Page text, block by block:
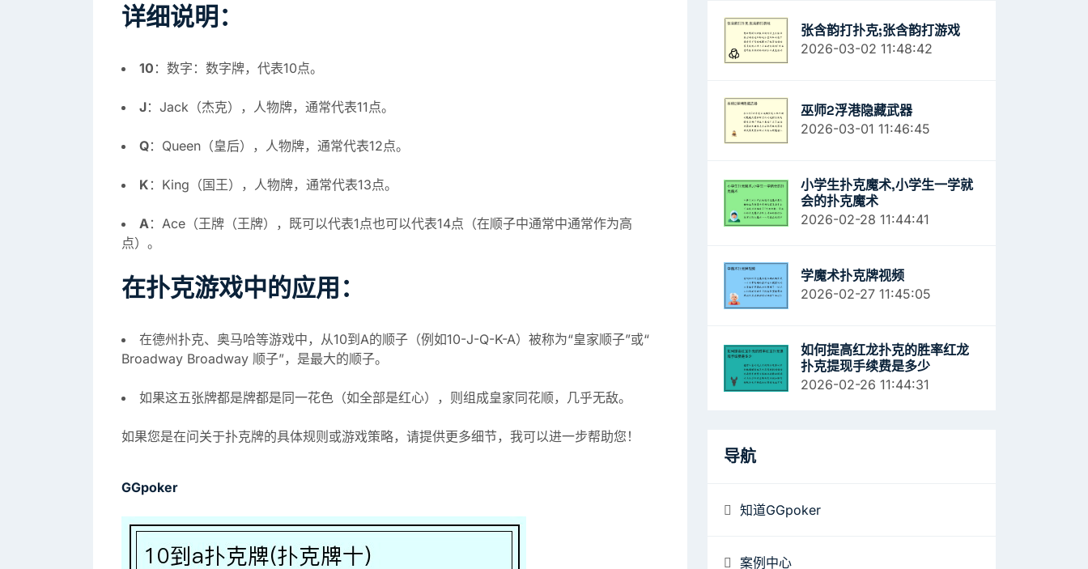
详细说明：
10 ：数字：数字牌，代表10点。
J：Jack（杰克），人物牌，通常代表11点。
Q：Queen（皇后），人物牌，通常代表12点。
K ：King（国王），人物牌，通常代表13点。
A：Ace（王牌（王牌），既可以代表1点也可以代表14点（在顺子中通常中通常作为高
点）。
在扑克游戏中的应用：
在德州扑克、奥马哈等游戏中，从10到A的顺子（例如10-J-Q-K-A）被称为“皇家顺子”或“
Broadway Broadway 顺子”，是最大的顺子。
如果这五张牌都是牌都是同一花色（如全部是红心），则组成皇家同花顺，几乎无敌。
如果您是在问关于扑克牌的具体规则或游戏策略，请提供更多细节，我可以进一步帮助您！
GGpoker
张含韵打扑克;张含韵打游戏
2026-03-02 11:48:42
巫师2浮港隐藏武器
2026-03-01 11:46:45
小学生扑克魔术,小学生一学就
会的扑克魔术
2026-02-28 11:44:41
学魔术扑克牌视频
2026-02-27 11:45:05
如何提高红龙扑克的胜率红龙
扑克提现手续费是多少
2026-02-26 11:44:31
导航
知道GGpoker
案例中心